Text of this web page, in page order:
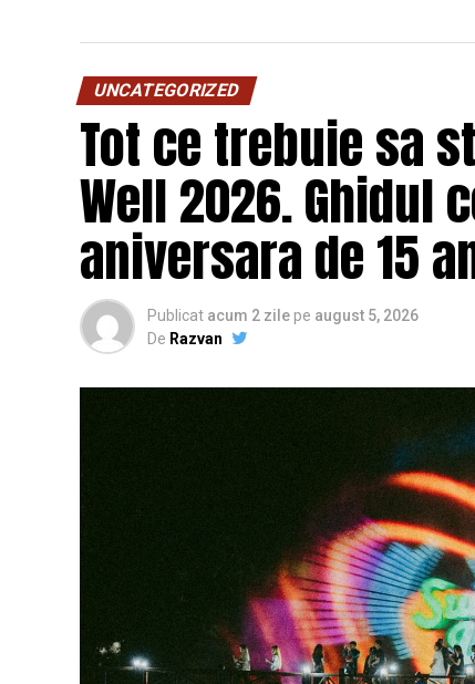
UNCATEGORIZED
Tot ce trebuie sa
Well 2026. Ghidul
aniversara de 15
Publicat acum 2 zile pe august 5, 2026
De Razvan